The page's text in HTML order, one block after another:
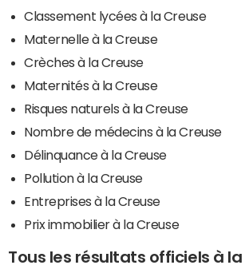
Classement lycées à la Creuse
Maternelle à la Creuse
Crèches à la Creuse
Maternités à la Creuse
Risques naturels à la Creuse
Nombre de médecins à la Creuse
Délinquance à la Creuse
Pollution à la Creuse
Entreprises à la Creuse
Prix immobilier à la Creuse
Tous les résultats officiels à la